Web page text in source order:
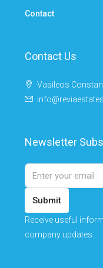
Contact
Contact Us
Vasileos
Newsletter
Submit
Receive useful
company updates.